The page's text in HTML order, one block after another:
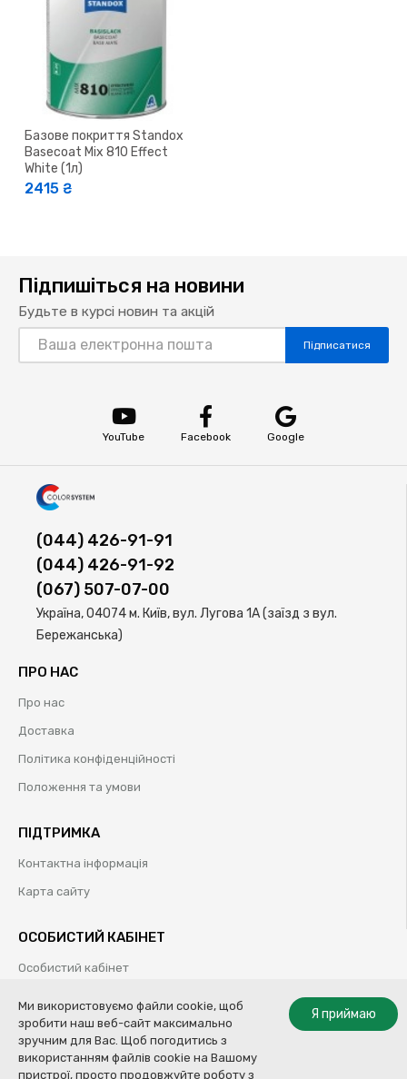
Базове покриття Standox
Basecoat Mix 810 Effect
White (1л)
2415 ₴
Підпишіться на новини
Будьте в курсі новин та акцій
Підписатися
YouTube Facebook Google
(044) 426-91-91
(044) 426-91-92
(067) 507-07-00
Україна, 04074 м. Київ, вул. Лугова 1А (заїзд з вул.
Бережанська)
ПРО НАС
Про нас
Доставка
Політика конфіденційності
Положення та умови
ПІДТРИМКА
Контактна інформація
Карта сайту
ОСОБИСТИЙ КАБІНЕТ
Особистий кабінет
Обрані товари
Я приймаю
Ми використовуємо файли cookie, щоб
зробити наш веб-сайт максимально
зручним для Вас. Щоб погодитись з
використанням файлів cookie на Вашому
пристрої, просто продовжуйте роботу з